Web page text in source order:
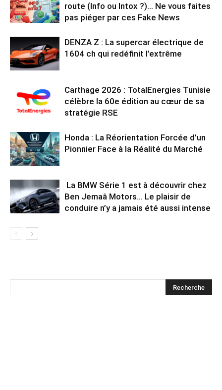
route (Info ou Intox ?)… Ne vous faites
pas piéger par ces Fake News
DENZA Z : La supercar électrique de
1604 ch qui redéfinit l’extrême
Carthage 2026 : TotalEnergies Tunisie
célèbre la 60e édition au cœur de sa
stratégie RSE
Honda : La Réorientation Forcée d’un
Pionnier Face à la Réalité du Marché
La BMW Série 1 est à découvrir chez
Ben Jemaâ Motors… Le plaisir de
conduire n’y a jamais été aussi intense